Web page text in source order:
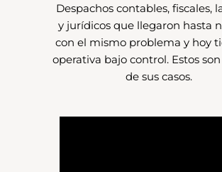
Despachos contables, fiscales,
y jurídicos que llegaron hasta
con el mismo problema y hoy
operativa bajo control. Estos
de sus casos.